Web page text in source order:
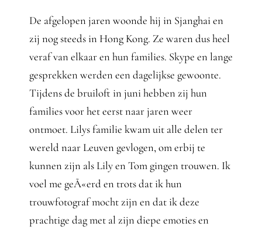
De afgelopen jaren woonde hij in Sjanghai en
zij nog steeds in Hong Kong. Ze waren dus heel
veraf van elkaar en hun families. Skype en lange
gesprekken werden een dagelijkse gewoonte.
Tijdens de bruiloft in juni hebben zij hun
families voor het eerst naar jaren weer
ontmoet. Lilys familie kwam uit alle delen ter
wereld naar Leuven gevlogen, om erbij te
kunnen zijn als Lily en Tom gingen trouwen. Ik
voel me geÃ«erd en trots dat ik hun
trouwfotograf mocht zijn en dat ik deze
prachtige dag met al zijn diepe emoties en